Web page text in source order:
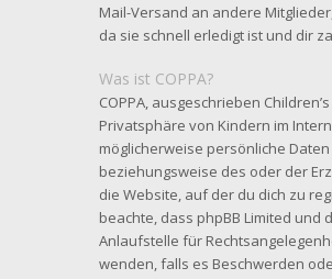
Mail-Versand an andere
da sie schnell erledigt ist und dir
Was ist COPPA?
COPPA, ausgeschrieben
Privatsphäre von Kindern im
möglicherweise persönliche
beziehungsweise des oder der
die Website, auf der du dich zu
beachte, dass phpBB Limited
Anlaufstelle für
wenden, falls es Beschwerden